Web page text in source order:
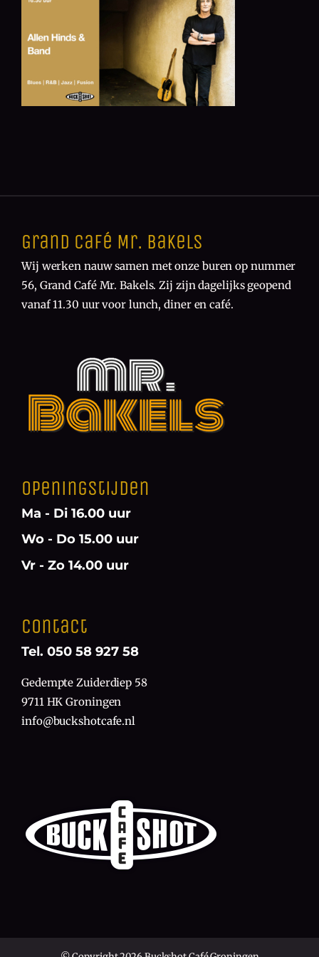
Grand Café Mr. Bakels
Wij werken nauw samen met onze buren op nummer
56, Grand Café Mr. Bakels. Zij zijn dagelijks geopend
vanaf 11.30 uur voor lunch, diner en café.
Openingstijden
Ma - Di 16.00 uur
Wo - Do 15.00 uur
Vr - Zo 14.00 uur
Contact
Tel. 050 58 927 58
Gedempte Zuiderdiep 58
9711 HK Groningen
info@buckshotcafe.nl